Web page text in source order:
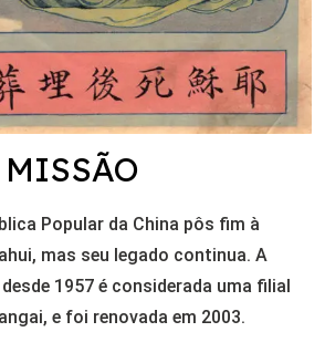
Popular da China pôs fim à
mas seu legado continua. A
1957 é considerada uma filial
e foi renovada em 2003.